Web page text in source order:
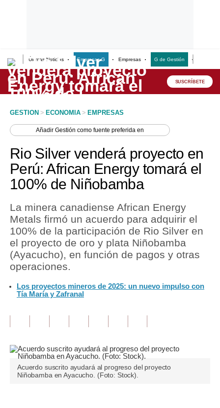
Últimas Noticias Empresas G Empresas G de Gestión
Lo último
Peru Quiosco
Economía
Mercados
Política
Tu Dinero
Finanzas Personales
Plus G
Opinión
Pregunta de hoy
Blogs
SUSCRÍBETE
GESTION > ECONOMIA > EMPRESAS
AñadirGestión como fuente preferida en
Rio Silver venderá proyecto en
Perú: African Energy tomará el
100% de Niñobamba
La minera canadiense African Energy
Metals firmó un acuerdo para adquirir el
100% de la participación de Rio Silver en
el proyecto de oro y plata Niñobamba
(Ayacucho), en función de pagos y otras
operaciones.
Los proyectos mineros de 2025: un nuevo impulso con
Tía María y Zafranal
Acuerdo suscrito ayudará al progreso del proyecto
Niñobamba en Ayacucho. (Foto: Stock).